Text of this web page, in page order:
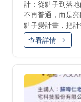
計：從點子到落
不再普通，而是
點子變計畫，把
查看詳情